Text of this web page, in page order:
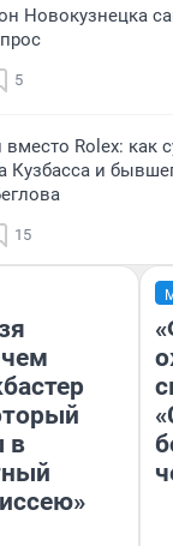
Новокузнецка
5
Rolex: как
Кузбасса и
15
в